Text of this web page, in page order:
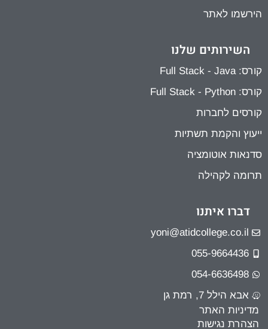
הירשמו לאתר
השירותים שלנו
קורס: Full Stack - Java
קורס: Full Stack - Python
קורסים לחברות
ייעוץ והקמת תשתיות
סדנאות אוטומציה
תרומה לקהילה
דברו איתנו
yoni@atidcollege.co.il
055-9664436
054-6636498
אבא הילל 7, רמת גן
מדיניות האתר
הצהרת נגישות